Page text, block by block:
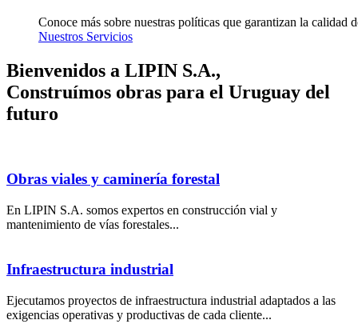
Conoce más sobre nuestras políticas que garantizan la calidad
Nuestros Servicios
Bienvenidos a LIPIN S.A.,
Construímos obras para el Uruguay del
futuro
Obras viales y caminería forestal
En LIPIN S.A. somos expertos en construcción vial y
mantenimiento de vías forestales...
Infraestructura industrial
Ejecutamos proyectos de infraestructura industrial adaptados a las
exigencias operativas y productivas de cada cliente...